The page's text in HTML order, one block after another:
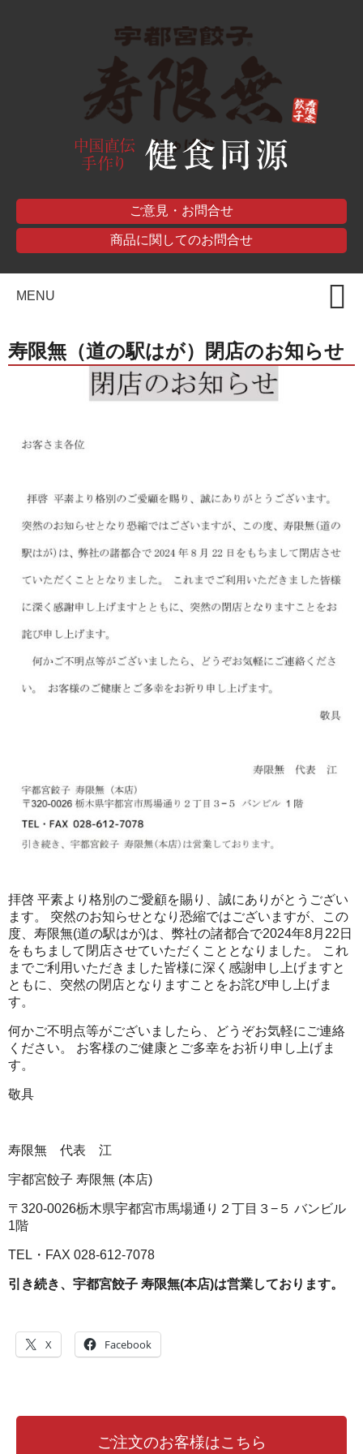
ご意見・お問合せ
商品に関してのお問合せ
MENU
寿限無（道の駅はが）閉店のお知らせ
拝啓 平素より格別のご愛顧を賜り、誠にありがとうござい
ます。 突然のお知らせとなり恐縮ではございますが、この
度、寿限無(道の駅はが)は、弊社の諸都合で2024年8月22日
をもちまして閉店させていただくこととなりました。 これ
までご利用いただきました皆様に深く感謝申し上げますと
ともに、突然の閉店となりますことをお詫び申し上げま
す。
何かご不明点等がございましたら、どうぞお気軽にご連絡
ください。 お客様のご健康とご多幸をお祈り申し上げま
す。
敬具
寿限無 代表 江
宇都宮餃子 寿限無 (本店)
〒320-0026栃木県宇都宮市馬場通り２丁目３−５ バンビル
1階
TEL・FAX 028-612-7078
引き続き、宇都宮餃子 寿限無(本店)は営業しております。
X Facebook
ご注文のお客様はこちら